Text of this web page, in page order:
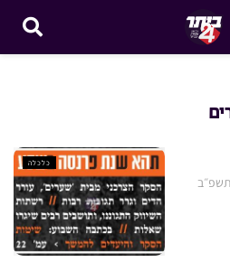
כלכלה